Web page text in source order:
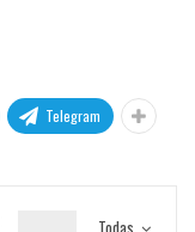
Telegram
Todas